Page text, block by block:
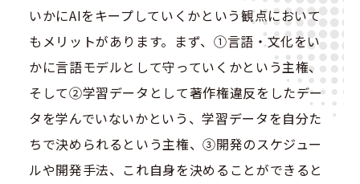
いかにAIをキープしていくかという観点において
もメリットがあります。まず、①言語・文化をい
かに言語モデルとして守っていくかという主権、
そして②学習データとして著作権違反をしたデー
タを学んでいないかという、学習データを自分た
ちで決められるという主権、③開発のスケジュー
ルや開発手法、これ自身を決めることができると